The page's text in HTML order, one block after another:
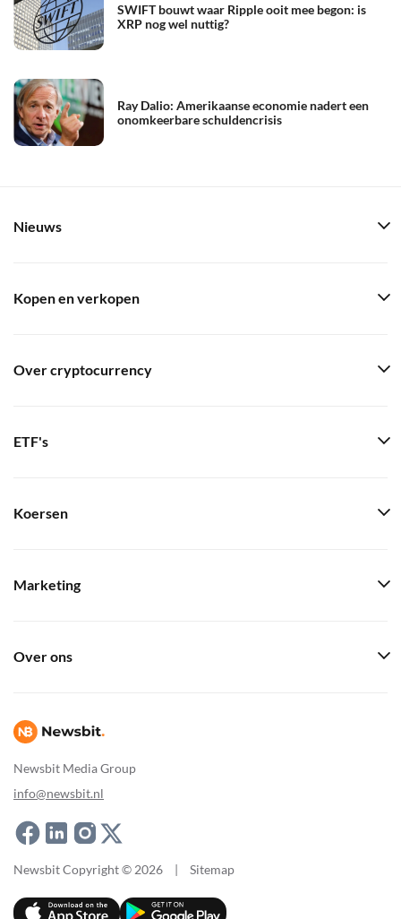
SWIFT bouwt waar Ripple ooit mee begon: is
XRP nog wel nuttig?
Ray Dalio: Amerikaanse economie nadert een
onomkeerbare schuldencrisis
Newsbit Media Group
info@newsbit.nl
Nieuws
Kopen en verkopen
Over cryptocurrency
ETF's
Koersen
Marketing
Over ons
Newsbit Copyright © 2026 | Sitemap